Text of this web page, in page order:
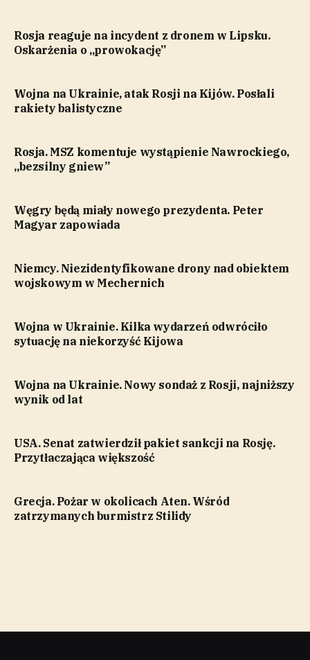
Rosja reaguje na incydent z dronem w Lipsku.
Oskarżenia o „prowokację”
Wojna na Ukrainie, atak Rosji na Kijów. Posłali
rakiety balistyczne
Rosja. MSZ komentuje wystąpienie Nawrockiego,
„bezsilny gniew”
Węgry będą miały nowego prezydenta. Peter
Magyar zapowiada
Niemcy. Niezidentyfikowane drony nad obiektem
wojskowym w Mechernich
Wojna w Ukrainie. Kilka wydarzeń odwróciło
sytuację na niekorzyść Kijowa
Wojna na Ukrainie. Nowy sondaż z Rosji, najniższy
wynik od lat
USA. Senat zatwierdził pakiet sankcji na Rosję.
Przytłaczająca większość
Grecja. Pożar w okolicach Aten. Wśród
zatrzymanych burmistrz Stilidy